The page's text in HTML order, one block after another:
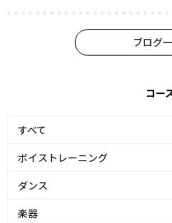
ブログ
コー
すべて
ボイストレーニング
ダンス
楽器